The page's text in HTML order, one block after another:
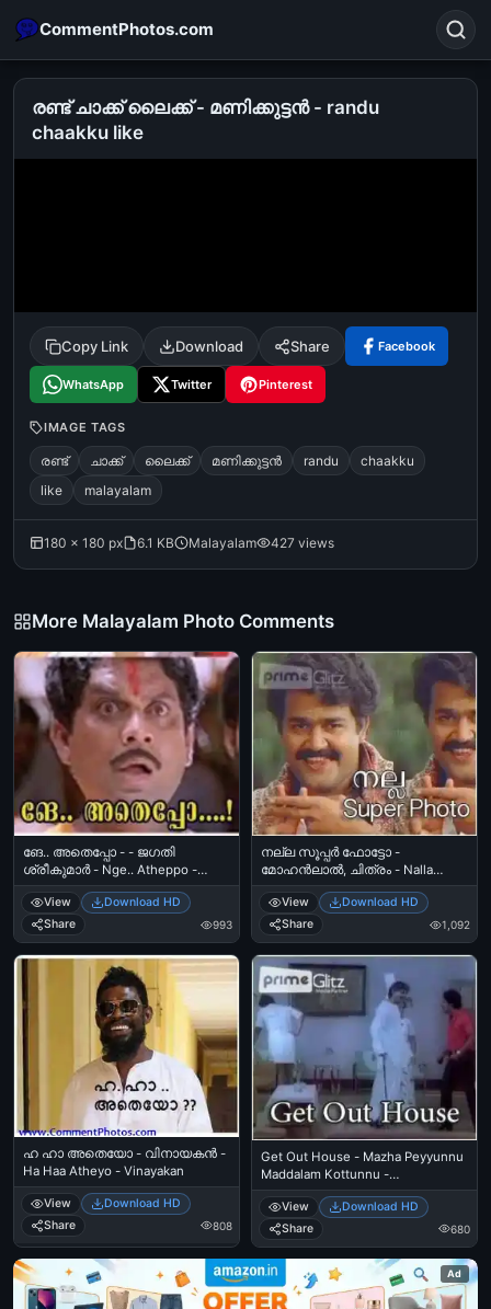
CommentPhotos.com
Search
tamil comedy
happy birthday good night
രണ്ട് ചാക്ക് ലൈക്ക് - മണിക്കുട്ടന്‍ - randu
chaakku like
Copy Link Download Share Facebook
WhatsApp Twitter Pinterest
IMAGE TAGS
രണ്ട് ചാക്ക് ലൈക്ക് മണിക്കുട്ടന്‍ randu
chaakku
like
malayalam
180 × 180 px 6.1 KB Malayalam 427 views
More Malayalam Photo Comments
ങേ.. അതെപ്പോ - - ജഗതി
ശ്രീകുമാര്‍ - Nge.. Atheppo -
Jagathy Sreekumar in Yodha
View
Download HD
Share
993
നല്ല സൂപ്പര്‍ ഫോട്ടോ -
മോഹന്‍ലാല്‍, ചിത്രം - Nalla
Super Photo - Mohanlal in
Chithram
View
Download HD
Share
1,092
ഹ ഹാ അതെയോ - വിനായകന്‍ -
Ha Haa Atheyo - Vinayakan
View
Download HD
Share
808
Get Out House - Mazha Peyyunnu
Maddalam Kottunnu -
മോഹന്‍ലാല്‍ - Mohanlal -
ജഗദീഷ് - Jagadish
View
Download HD
Share
680
Ad